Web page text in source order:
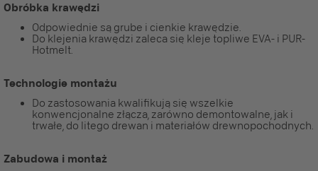
Obróbka krawędzi
Odpowiednie są grube i cienkie krawędzie.
Do klejenia krawędzi zaleca się kleje topliwe EVA- i PUR-
Hotmelt.
Technologie montażu
Do zastosowania kwalifikują się wszelkie
konwencjonalne złącza, zarówno demontowalne, jak i
trwałe, do litego drewan i materiałów drewnopochodnych.
Zabudowa i montaż